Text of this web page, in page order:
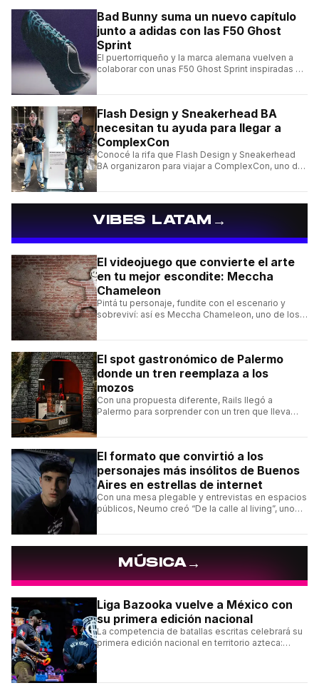
Bad Bunny suma un nuevo capítulo
junto a adidas con las F50 Ghost
Sprint
El puertorriqueño y la marca alemana vuelven a
colaborar con unas F50 Ghost Sprint inspiradas en
Flash Design y Sneakerhead BA
necesitan tu ayuda para llegar a
ComplexCon
Conocé la rifa que Flash Design y Sneakerhead
BA organizaron para viajar a ComplexCon, uno de
VIBES LATAM→
El videojuego que convierte el arte
en tu mejor escondite: Meccha
Chameleon
Pintá tu personaje, fundite con el escenario y
sobreviví: así es Meccha Chameleon, uno de los
El spot gastronómico de Palermo
donde un tren reemplaza a los
mozos
Con una propuesta diferente, Rails llegó a
Palermo para sorprender con un tren que lleva
El formato que convirtió a los
personajes más insólitos de Buenos
Aires en estrellas de internet
Con una mesa plegable y entrevistas en espacios
públicos, Neumo creó “De la calle al living”, uno
MÚSICA→
Liga Bazooka vuelve a México con
su primera edición nacional
La competencia de batallas escritas celebrará su
primera edición nacional en territorio azteca: